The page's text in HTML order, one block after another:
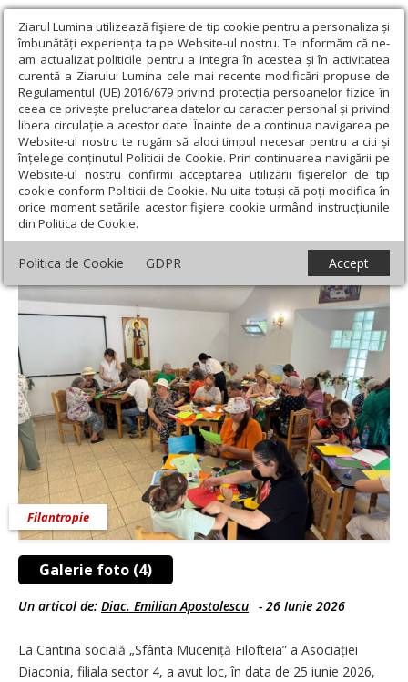
Ziarul Lumina utilizează fişiere de tip cookie pentru a personaliza și
îmbunătăți experiența ta pe Website-ul nostru. Te informăm că ne-
am actualizat politicile pentru a integra în acestea și în activitatea
curentă a Ziarului Lumina cele mai recente modificări propuse de
Regulamentul (UE) 2016/679 privind protecția persoanelor fizice în
ceea ce privește prelucrarea datelor cu caracter personal și privind
libera circulație a acestor date. Înainte de a continua navigarea pe
Website-ul nostru te rugăm să aloci timpul necesar pentru a citi și
înțelege conținutul Politicii de Cookie. Prin continuarea navigării pe
Website-ul nostru confirmi acceptarea utilizării fişierelor de tip
cookie conform Politicii de Cookie. Nu uita totuși că poți modifica în
orice moment setările acestor fişiere cookie urmând instrucțiunile
din Politica de Cookie.
Politica de Cookie GDPR Accept
Ziarul Lumina › Filantropie › Artă, bucurie și aniversări la Cantina
socială „Sfânta Muceniță Filofteia”
Artă, bucurie și aniversări la Cantina
socială „Sfânta Muceniță Filofteia”
Galerie foto (4)
Filantropie
Un articol de: Diac. Emilian Apostolescu - 26 Iunie 2026
La Cantina socială „Sfânta Muceniță Filofteia” a Asociației
Diaconia, filiala sector 4, a avut loc, în data de 25 iunie 2026,